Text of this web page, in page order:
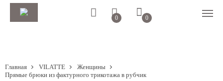
0 0
Главная VILATTE
Женщины
Прямые брюки из фактурного трикотажа в рубчик